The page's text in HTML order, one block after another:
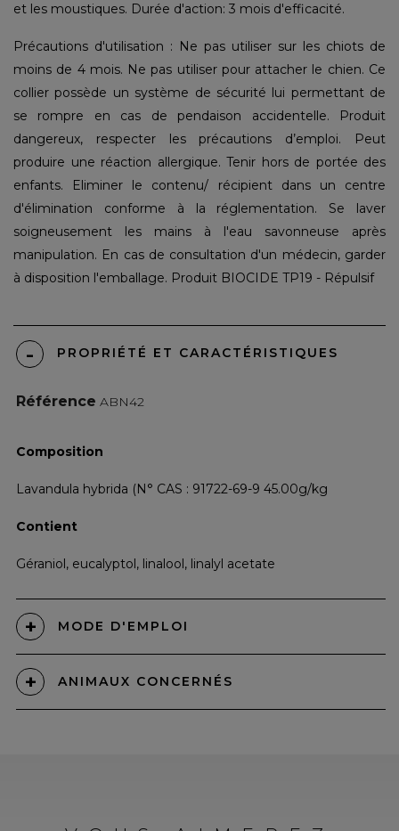
et les moustiques. Durée d'action: 3 mois d'efficacité.
Précautions d'utilisation : Ne pas utiliser sur les chiots de
moins de 4 mois. Ne pas utiliser pour attacher le chien. Ce
collier possède un système de sécurité lui permettant de
se rompre en cas de pendaison accidentelle. Produit
dangereux, respecter les précautions d’emploi. Peut
produire une réaction allergique. Tenir hors de portée des
enfants. Eliminer le contenu/ récipient dans un centre
d'élimination conforme à la réglementation. Se laver
soigneusement les mains à l'eau savonneuse après
manipulation. En cas de consultation d'un médecin, garder
à disposition l'emballage. Produit BIOCIDE TP19 - Répulsif
PROPRIÉTÉ ET CARACTÉRISTIQUES
Référence ABN42
Composition
Lavandula hybrida (N° CAS : 91722-69-9 45.00g/kg
Contient
Géraniol, eucalyptol, linalool, linalyl acetate
MODE D'EMPLOI
ANIMAUX CONCERNÉS